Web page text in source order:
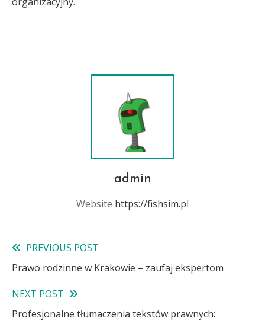
admin
Website https://fishsim.pl
Read
more
articles
PREVIOUS POST
Prawo rodzinne w Krakowie – zaufaj ekspertom
NEXT POST
Profesjonalne tłumaczenia tekstów prawnych: